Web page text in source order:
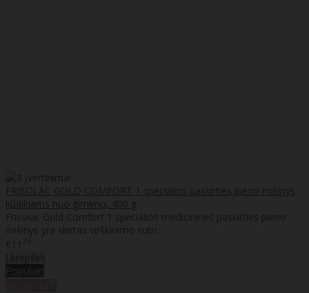
FRISOLAC GOLD COMFORT 1 specialios paskirties pieno mišinys
kūdikiams nuo gimimo, 400 g
Frisolac Gold Comfort 1 specialios medicininės paskirties pieno
mišinys yra skirtas virškinimo sutri..
€11 25
Populiari